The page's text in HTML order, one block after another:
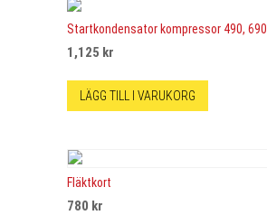
Startkondensator kompressor 490, 690
1,125 kr
LÄGG TILL I VARUKORG
Fläktkort
780 kr